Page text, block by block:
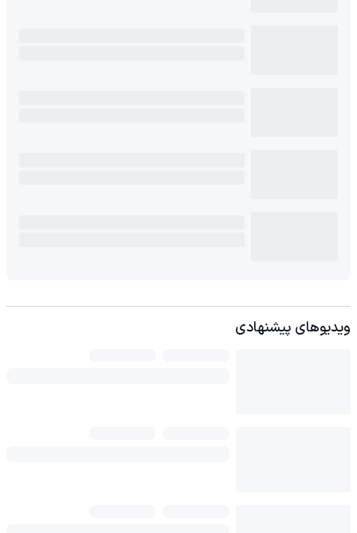
ویدیوهای پیشنهادی